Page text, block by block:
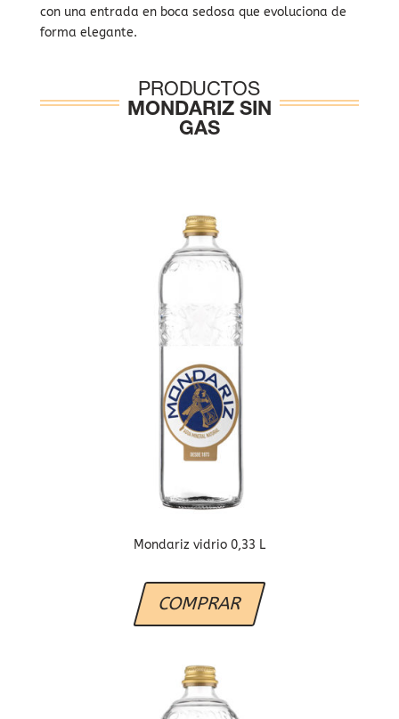
con una entrada en boca sedosa que evoluciona de
forma elegante.
PRODUCTOS
MONDARIZ SIN
GAS
Mondariz vidrio 0,33 L
COMPRAR